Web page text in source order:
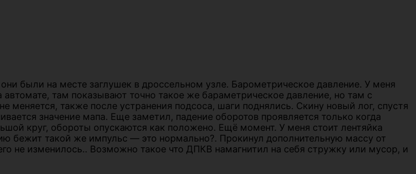
были на месте заглушек в дроссельном узле. Барометрическое давление. У меня
там показывают точно такое же бараметрическое давление, но там с
меняется, также после устранения подсоса, шаги поднялись. Скину новый лог, спустя
значение мапа. Еще заметил, падение оборотов проявляется только когда
круг, обороты опускаются как положено. Ещё момент. У меня стоит лентяйка
бежит такой же импульс — это нормально?. Прокинул дополнительную массу от
не изменилось.. Возможно такое что ДПКВ намагнитил на себя стружку или мусор, и